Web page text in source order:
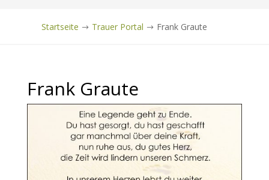
Startseite $ Trauer Portal $ Frank Graute
Frank Graute